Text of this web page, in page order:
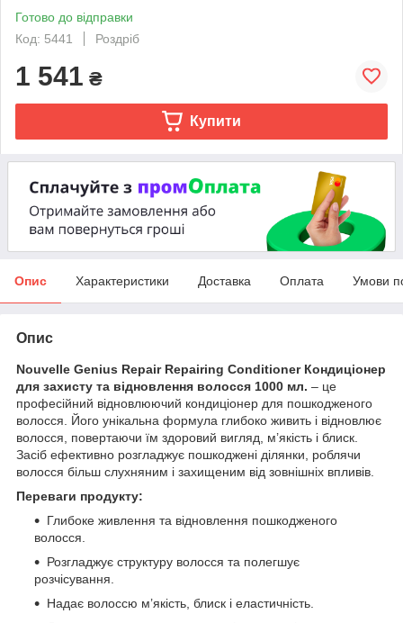
Готово до відправки
Код: 5441
Роздріб
1 541 ₴
Купити
Опис Характеристики Доставка Оплата Умови
Опис
Nouvelle Genius Repair Repairing Conditioner Кондиціонер
для захисту та відновлення волосся 1000 мл. – це
професійний відновлюючий кондиціонер для пошкодженого
волосся. Його унікальна формула глибоко живить і відновлює
волосся, повертаючи їм здоровий вигляд, м’якість і блиск.
Засіб ефективно розгладжує пошкоджені ділянки, роблячи
волосся більш слухняним і захищеним від зовнішніх впливів.
Переваги продукту:
Глибоке живлення та відновлення пошкодженого
волосся.
Розгладжує структуру волосся та полегшує
розчісування.
Надає волоссю м’якість, блиск і еластичність.